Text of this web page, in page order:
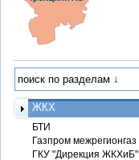
ЖКХ
БТИ
Газпром межрегионгаз
ГКУ "Дирекция ЖКХиБ"